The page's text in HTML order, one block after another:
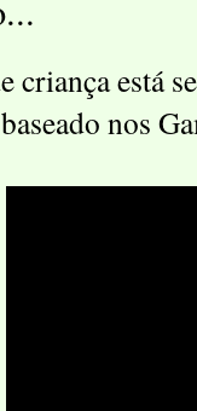
criança está
nos